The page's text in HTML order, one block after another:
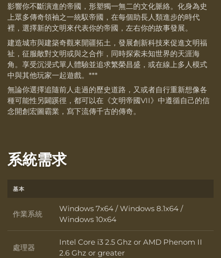
影響你不斷演進的帝國，形塑獨一無二的文化脈絡。化身為史
上眾多傳奇領袖之一統馭帝國，在每個助長人類進步的時代
裡，選擇新的文明來代表你的帝國，左右你的故事發展。
建造城市與建築奇觀來開疆拓土，發展創新科技來促進文明福
祉，征服敵對文明或與之合作，同時探索未知世界的天涯海
角。享受沉浸式單人體驗並追求繁榮昌盛，或在線上多人模式
中與其他玩家一起遊戲。***
無論你選擇追隨前人走過的歷史道路，又或者自行重新想像各
種可能性另闢蹊徑，都可以在《文明帝國VII》中遵循自己的信
念開創宏圖霸業，寫下流傳千古的傳奇。
系統需求
基本
作業系統 作業系統
Windows 7x64 / Windows 8.1x64 /
Windows 10x64
處理器 處理器
Intel Core i3 2.5 Ghz or AMD Phenom II
2.6 Ghz or greater